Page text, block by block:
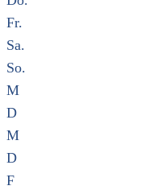
Fr.
Sa.
So.
M
D
M
D
F